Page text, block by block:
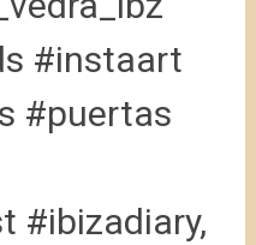
#instaart
#puertas
#ibizadiary,